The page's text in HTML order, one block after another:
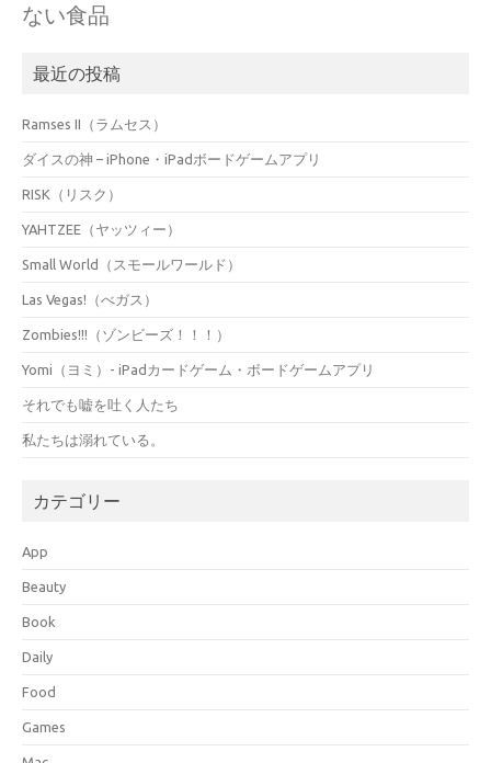
ない食品
最近の投稿
Ramses II（ラムセス）
ダイスの神 – iPhone・iPadボードゲームアプリ
RISK（リスク）
YAHTZEE（ヤッツィー）
Small World（スモールワールド）
Las Vegas!（べガス）
Zombies!!!（ゾンビーズ！！！）
Yomi（ヨミ）- iPadカードゲーム・ボードゲームアプリ
それでも嘘を吐く人たち
私たちは溺れている。
カテゴリー
App
Beauty
Book
Daily
Food
Games